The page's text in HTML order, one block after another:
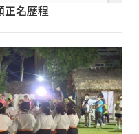
正名歷程